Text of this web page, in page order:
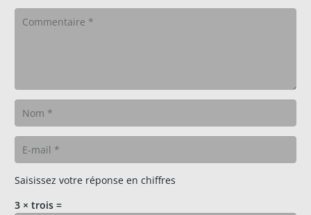
Saisissez votre réponse en chiffres
3 × trois =